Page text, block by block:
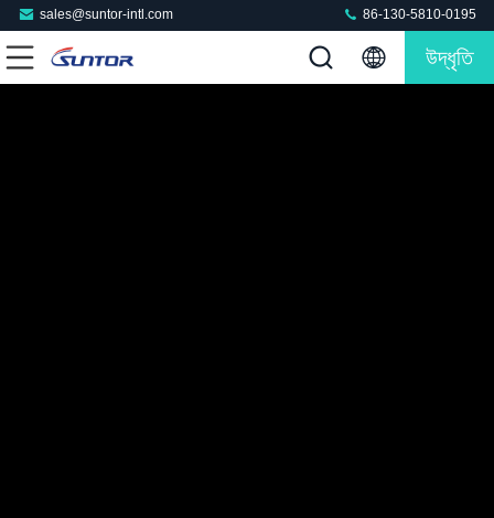
sales@suntor-intl.com 86-130-5810-0195
উদ্ধৃতি